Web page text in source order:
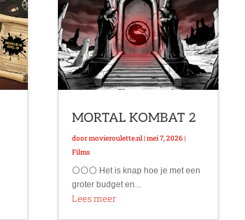
MORTAL KOMBAT 2
doormovieroulette.nl|mei 7, 2026|
Films
⚪⚪⚪ Het is knap hoe je met een
groter budget en...
Lees meer